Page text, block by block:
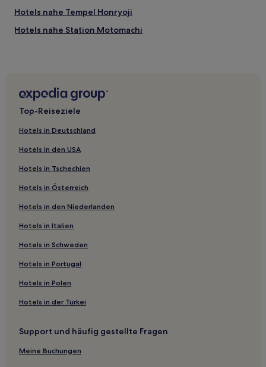
Hotels nahe Tempel Honryoji
Hotels nahe Station Motomachi
Hotels nahe Tempel Kaiseiji
Hyogo: Hotels
Taka Hotels
Hotels nahe Bahnhof Kōbe
Kako Bezirk: Hotels
Hotels nahe Tempel Kiyomizudera
Tsukaguchi: Hotels
Kobe Hotels
Hotels nahe Bahnhof Mukonoso
Hotels nahe Station Shin-Kōbe
Takasago Hotels
Hotels nahe Universität Kōbe
Hotels nahe Tempel Hosenbo
Hotels nahe Berg Kabuto
Top-Reiseziele
Hotels in Deutschland
Hotels in den USA
Hotels in Tschechien
Hotels in Österreich
Hotels in den Niederlanden
Hotels in Italien
Hotels in Schweden
Hotels in Portugal
Hotels in Polen
Hotels in der Türkei
Support und häufig gestellte Fragen
Meine Buchungen